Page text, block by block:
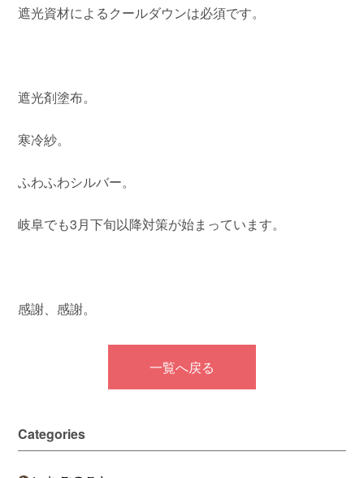
遮光資材によるクールダウンは必須です。
遮光剤塗布。
寒冷紗。
ふわふわシルバー。
岐阜でも3月下旬以降対策が始まっています。
感謝、感謝。
一覧へ戻る
Categories